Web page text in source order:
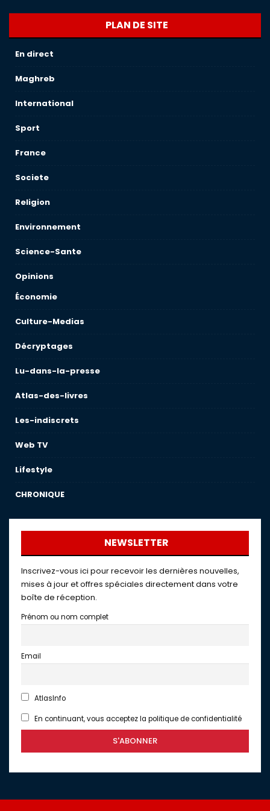
PLAN DE SITE
En direct
Maghreb
International
Sport
France
Societe
Religion
Environnement
Science-Sante
Opinions
Économie
Culture-Medias
Décryptages
Lu-dans-la-presse
Atlas-des-livres
Les-indiscrets
Web TV
Lifestyle
CHRONIQUE
NEWSLETTER
Inscrivez-vous ici pour recevoir les dernières nouvelles,
mises à jour et offres spéciales directement dans votre
boîte de réception.
Prénom ou nom complet
Email
AtlasInfo
En continuant, vous acceptez la politique de confidentialité